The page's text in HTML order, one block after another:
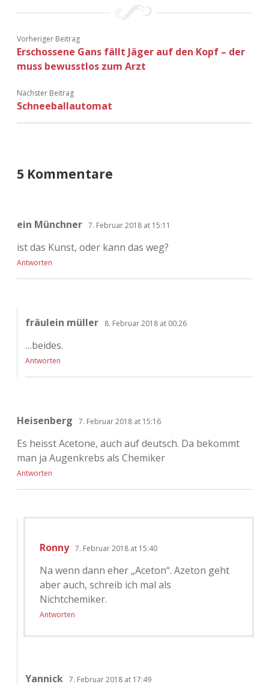
Vorheriger Beitrag
Erschossene Gans fällt Jäger auf den Kopf – der
muss bewusstlos zum Arzt
Nächster Beitrag
Schneeballautomat
5 Kommentare
ein Münchner 7. Februar 2018 at 15:11
ist das Kunst, oder kann das weg?
Antworten
fräulein müller 8. Februar 2018 at 00:26
…beides.
Antworten
Heisenberg 7. Februar 2018 at 15:16
Es heisst Acetone, auch auf deutsch. Da bekommt
man ja Augenkrebs als Chemiker
Antworten
Ronny 7. Februar 2018 at 15:40
Na wenn dann eher „Aceton“. Azeton geht
aber auch, schreib ich mal als
Nichtchemiker.
Antworten
Yannick 7. Februar 2018 at 17:49